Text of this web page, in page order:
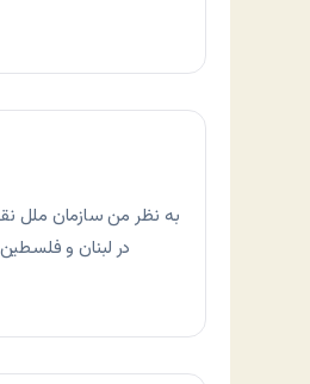
به نظر من سازمان ملل
در لبنان و